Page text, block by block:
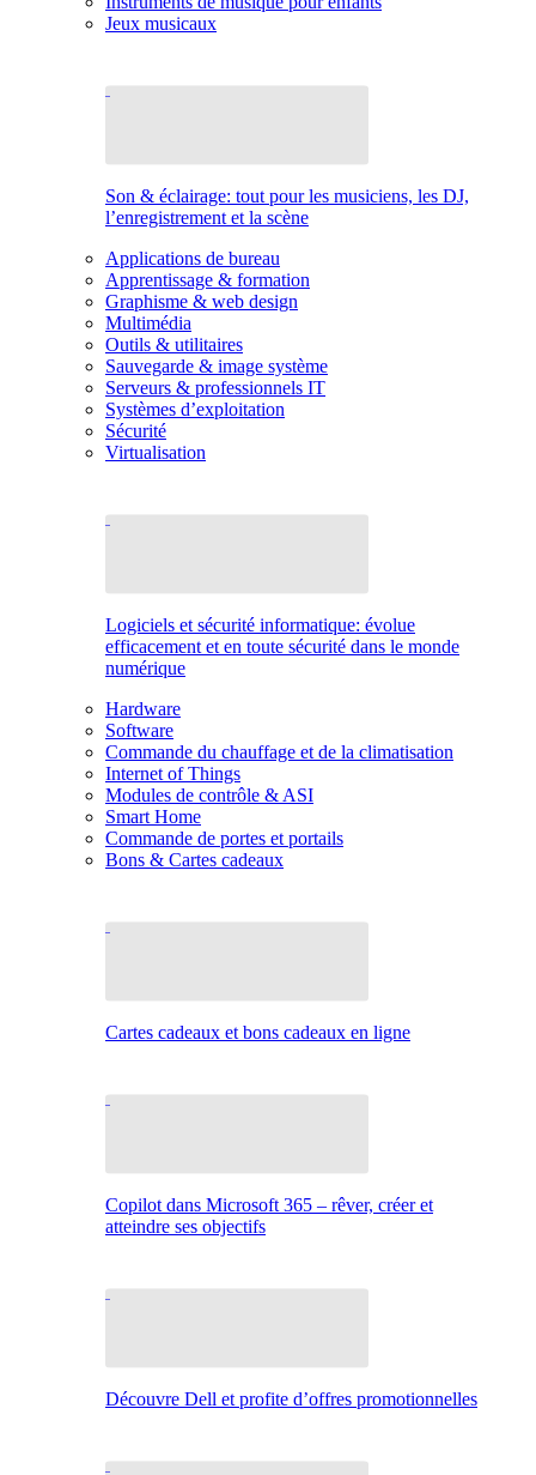
Jeux musicaux
Son & éclairage: tout pour les musiciens, les DJ,
l’enregistrement et la scène
Applications de bureau
Apprentissage & formation
Graphisme & web design
Multimédia
Outils & utilitaires
Sauvegarde & image système
Serveurs & professionnels IT
Systèmes d’exploitation
Sécurité
Virtualisation
Logiciels et sécurité informatique: évolue
efficacement et en toute sécurité dans le monde
numérique
Hardware
Software
Commande du chauffage et de la climatisation
Internet of Things
Modules de contrôle & ASI
Smart Home
Commande de portes et portails
Bons & Cartes cadeaux
Cartes cadeaux et bons cadeaux en ligne
Copilot dans Microsoft 365 – rêver, créer et
atteindre ses objectifs
Découvre Dell et profite d’offres promotionnelles